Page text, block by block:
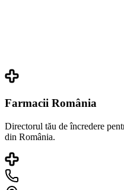
Farmacii România
Directorul tău de încredere
din România.